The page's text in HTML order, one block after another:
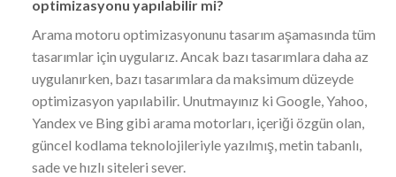
optimizasyonu yapılabilir mi?
Arama motoru optimizasyonunu tasarım aşamasında tüm
tasarımlar için uygularız. Ancak bazı tasarımlara daha az
uygulanırken, bazı tasarımlara da maksimum düzeyde
optimizasyon yapılabilir. Unutmayınız ki Google, Yahoo,
Yandex ve Bing gibi arama motorları, içeriği özgün olan,
güncel kodlama teknolojileriyle yazılmış, metin tabanlı,
sade ve hızlı siteleri sever.